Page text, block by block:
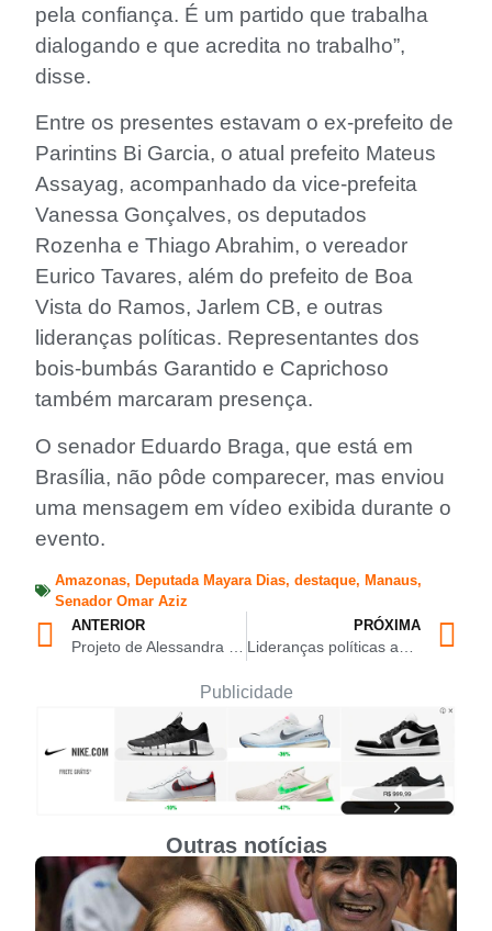
pela confiança. É um partido que trabalha
dialogando e que acredita no trabalho”,
disse.
Entre os presentes estavam o ex-prefeito de
Parintins Bi Garcia, o atual prefeito Mateus
Assayag, acompanhado da vice-prefeita
Vanessa Gonçalves, os deputados
Rozenha e Thiago Abrahim, o vereador
Eurico Tavares, além do prefeito de Boa
Vista do Ramos, Jarlem CB, e outras
lideranças políticas. Representantes dos
bois-bumbás Garantido e Caprichoso
também marcaram presença.
O senador Eduardo Braga, que está em
Brasília, não pôde comparecer, mas enviou
uma mensagem em vídeo exibida durante o
evento.
Amazonas, Deputada Mayara Dias, destaque, Manaus,
Senador Omar Aziz
ANTERIOR
PRÓXIMA
Publicidade
Outras notícias